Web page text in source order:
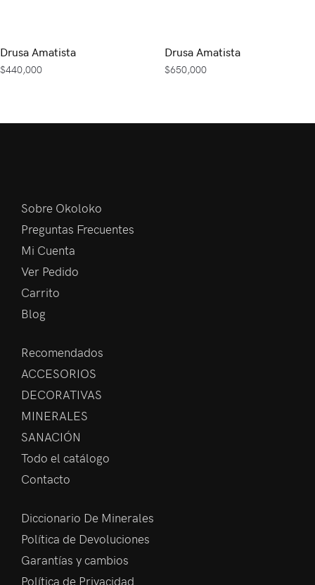
Drusa Amatista
$440,000
Drusa Amatista
$650,000
Sobre Okoloko
Preguntas Frecuentes
Mi Cuenta
Ver Pedido
Carrito
Blog
Recomendados
ACCESORIOS
DECORATIVAS
MINERALES
SANACIÓN
Todo el catálogo
Contacto
Diccionario De Minerales
Política de Devoluciones
Garantías y cambios
Política de Privacidad